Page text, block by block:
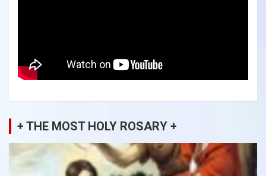
+ THE MOST HOLY ROSARY +